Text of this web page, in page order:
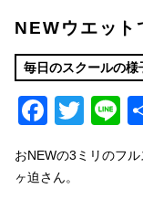
一松海岸波情報
サイズ
カターアタマ や
NEWウエット
毎日のスクールの様
おNEWの3ミリのフ
ヶ迫さん。